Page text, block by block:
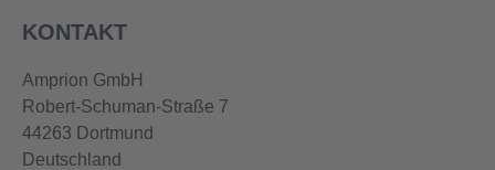
KONTAKT
Amprion GmbH
Robert-Schuman-Straße 7
44263 Dortmund
Deutschland